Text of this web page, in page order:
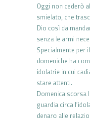
Oggi non cederò
smielato, che
Dio così da
senza le armi
Specialmente per
domeniche ha
idolatrie in cui
stare attenti.
Domenica scorsa
guardia circa
denaro alle